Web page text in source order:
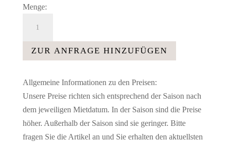
Menge:
wird
aus
Familien
1"
Holz
Menge
ZUR ANFRAGE HINZUFÜGEN
Allgemeine Informationen zu den Preisen:
Unsere Preise richten sich entsprechend der Saison nach
dem jeweiligen Mietdatum. In der Saison sind die Preise
höher. Außerhalb der Saison sind sie geringer. Bitte
fragen Sie die Artikel an und Sie erhalten den aktuellsten